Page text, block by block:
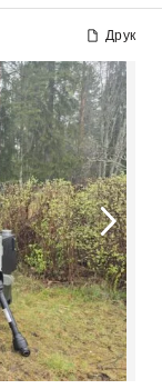
Друк